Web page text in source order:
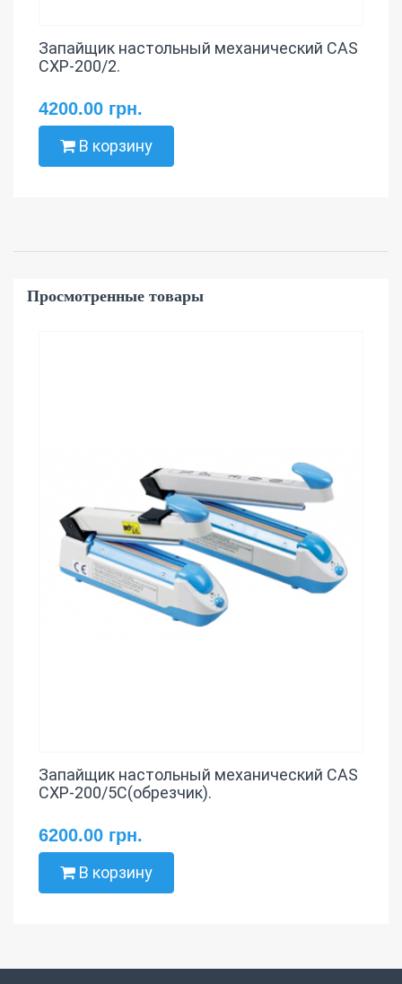
Запайщик настольный механический CAS
CXP-200/2.
4200.00 грн.
В корзину
Просмотренные товары
Запайщик настольный механический CAS
CXP-200/5С(обрезчик).
6200.00 грн.
В корзину